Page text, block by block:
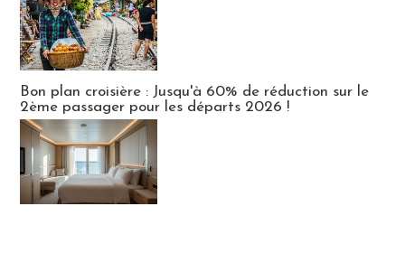
Bon plan croisière : Jusqu'à 60% de réduction sur le
2ème passager pour les départs 2026 !